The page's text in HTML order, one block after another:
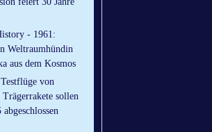
- 1961:
Weltraumhündin
aus dem Kosmos
von
sollen